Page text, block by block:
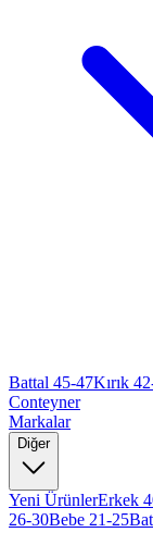
Battal 45-47Kırık
Conteyner
Markalar
Diğer
Yeni ÜrünlerErkek
26-30Bebe 21-25